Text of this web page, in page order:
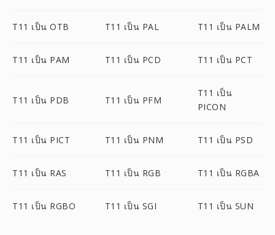
T11 เป็น OTB T11 เป็น PAL T11 เป็น PALM
T11 เป็น PAM T11 เป็น PCD T11 เป็น PCT
T11 เป็น PDB T11 เป็น PFM
T11 เป็น
PICON
T11 เป็น PICT T11 เป็น PNM T11 เป็น PSD
T11 เป็น RAS T11 เป็น RGB T11 เป็น RGBA
T11 เป็น RGBO T11 เป็น SGI T11 เป็น SUN